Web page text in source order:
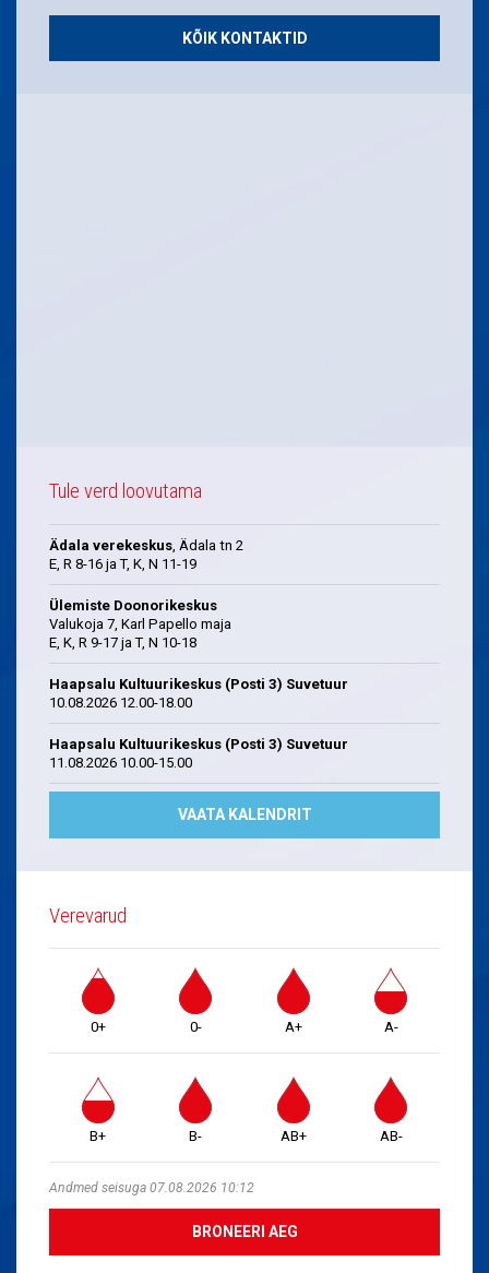
KÕIK KONTAKTID
Tule verd loovutama
Ädala verekeskus, Ädala tn 2
E, R 8-16 ja T, K, N 11-19
Ülemiste Doonorikeskus
Valukoja 7, Karl Papello maja
E, K, R 9-17 ja T, N 10-18
Haapsalu Kultuurikeskus (Posti 3) Suvetuur
10.08.2026 12.00-18.00
Haapsalu Kultuurikeskus (Posti 3) Suvetuur
11.08.2026 10.00-15.00
VAATA KALENDRIT
Verevarud
0+ 0- A+ A-
B+ B- AB+ AB-
Andmed seisuga 07.08.2026 10:12
BRONEERI AEG